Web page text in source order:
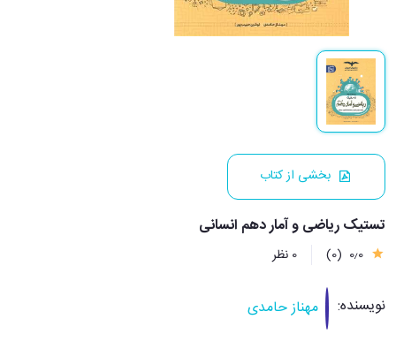
بخشی از کتاب
تستیک ریاضی و آمار دهم انسانی
0٫0 (0) 0 نظر
نویسنده: مهناز حامدی